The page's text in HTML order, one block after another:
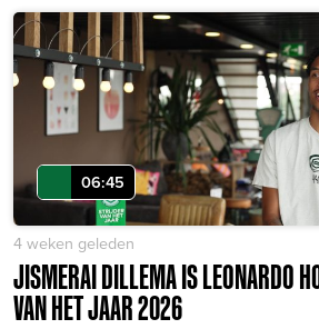
06:45
4 weken geleden
JISMERAI DILLEMA IS LEONARDO
VAN HET JAAR 2026